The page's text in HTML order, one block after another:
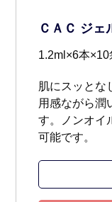
ＣＡＣ ジェ
1.2ml×6本
肌にスッとな
用感ながら潤
す。ノンオイ
可能です。